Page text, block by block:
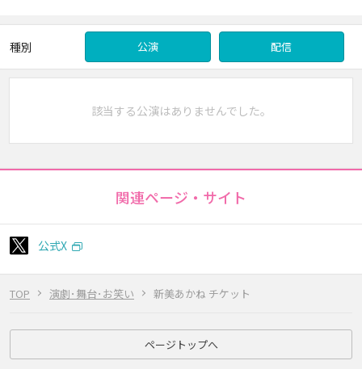
TOP 演劇･舞台･お笑い 新美あかね チケット
種別 公演 配信
該当する公演はありませんでした。
関連ページ・サイト
公式X
ページトップへ